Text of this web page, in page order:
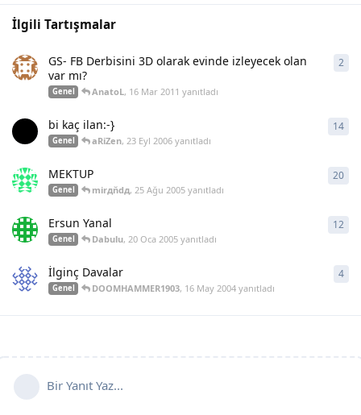
İlgili Tartışmalar
GS- FB Derbisini 3D olarak evinde izleyecek olan
var mı?
Genel AnatoL, 16 Mar 2011 yanıtladı
2
bi kaç ilan:-}
Genel aRiZen,23 Eyl 2006 yanıtladı
14
MEKTUP
Genel mirдňdд,25 Ağu 2005 yanıtladı
20
Ersun Yanal
Genel Dabulu,20 Oca 2005 yanıtladı
12
İlginç Davalar
Genel DOOMHAMMER1903, 16 May 2004 yanıtladı
4
Bir Yanıt Yaz...